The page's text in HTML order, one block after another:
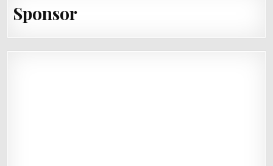
Sponsor